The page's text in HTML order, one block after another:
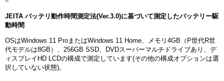
JEITA バッテリ動作時間測定法(Ver.3.0)に基づいて測定したバッテリー駆
動時間
OSはWindows 11 ProまたはWindows 11 Home、メモリ4GB（P世代R世
代モデルは8GB）、256GB SSD、DVDスーパーマルチドライブあり、デ
ィスプレイHD LCDの構成で測定しています(その他の構成オプションは選
択していない状態)。